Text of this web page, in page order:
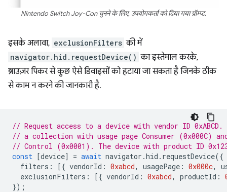
Nintendo Switch Joy-Con चुनने के लिए, उपयोगकर्ता को दिया गया प्रॉम्प्ट.
इसके अलावा, exclusionFilters की में
navigator.hid.requestDevice() का इस्तेमाल करके,
ब्राउज़र पिकर से कुछ ऐसे डिवाइसों को हटाया जा सकता है जिनके ठीक
से काम न करने की जानकारी है.
// Request access to a device with vendor ID
// a collection with usage page Consumer (0x000C) and
// Control (0x0001). The device with product ID
const [device] = await navigator .hid . requestDevice({
filters : [{ vendorId : 0xabcd, usagePage : 0x000c,
exclusionFilters : [{ vendorId : 0xabcd, productId :
});